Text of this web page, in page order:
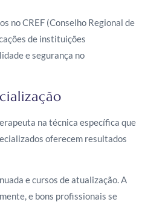
no CREF (Conselho Regional de
de instituições
e segurança no
na técnica específica que
oferecem resultados
e cursos de atualização. A
e bons profissionais se